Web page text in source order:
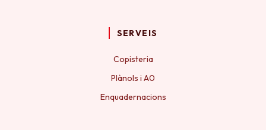
SERVEIS
Copisteria
Plànols i A0
Enquadernacions